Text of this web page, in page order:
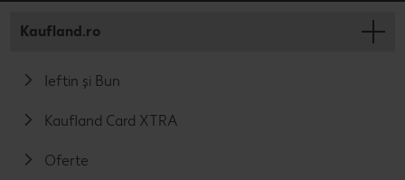
Kaufland.ro
Ieftin și Bun
Kaufland Card XTRA
Oferte